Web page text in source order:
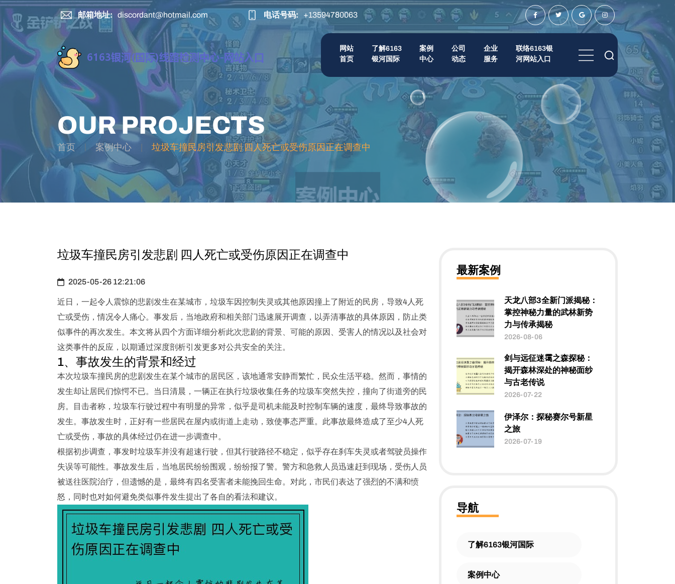
邮箱地址: discordant@hotmail.com 电话号码: +13594780063
网站
首页
了解6163
银河国际
案例
中心
公司
动态
企业
服务
联络6163银
河网站入口
OUR PROJECTS
首页 案例中心 垃圾车撞民房引发悲剧 四人死亡或受伤原因正在调查中
垃圾车撞民房引发悲剧 四人死亡或受伤原因正在调查中
2025-05-26 12:21:06
近日，一起令人震惊的悲剧发生在某城市，垃圾车因控制失灵或其他原因撞上了附近的民房，导致4人死
亡或受伤，情况令人痛心。事发后，当地政府和相关部门迅速展开调查，以弄清事故的具体原因，防止类
似事件的再次发生。本文将从四个方面详细分析此次悲剧的背景、可能的原因、受害人的情况以及社会对
这类事件的反应，以期通过深度剖析引发更多对公共安全的关注。
1、事故发生的背景和经过
本次垃圾车撞民房的悲剧发生在某个城市的居民区，该地通常安静而繁忙，民众生活平稳。然而，事情的
发生却让居民们惊愕不已。当日清晨，一辆正在执行垃圾收集任务的垃圾车突然失控，撞向了街道旁的民
房。目击者称，垃圾车行驶过程中有明显的异常，似乎是司机未能及时控制车辆的速度，最终导致事故的
发生。事故发生时，正好有一些居民在屋内或街道上走动，致使事态严重。此事故最终造成了至少4人死
亡或受伤，事故的具体经过仍在进一步调查中。
根据初步调查，事发时垃圾车并没有超速行驶，但其行驶路径不稳定，似乎存在刹车失灵或者驾驶员操作
失误等可能性。事故发生后，当地居民纷纷围观，纷纷报了警。警方和急救人员迅速赶到现场，受伤人员
被送往医院治疗，但遗憾的是，最终有四名受害者未能挽回生命。对此，市民们表达了强烈的不满和愤
怒，同时也对如何避免类似事件发生提出了各自的看法和建议。
最新案例
天龙八部3全新门派揭秘：
掌控神秘力量的武林新势
力与传承揭秘
2026-08-06
剑与远征迷霭之森探秘：
揭开森林深处的神秘面纱
与古老传说
2026-07-22
伊泽尔：探秘赛尔号新星
之旅
2026-07-19
导航
了解6163银河国际
案例中心